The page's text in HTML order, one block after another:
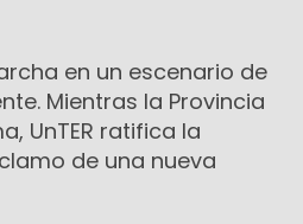
en un escenario de
Mientras la Provincia
UnTER ratifica la
de una nueva